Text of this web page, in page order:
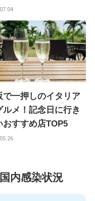
で一押しのイタリア
ルメ！記念日に行き
おすすめ店TOP5
内感染状況